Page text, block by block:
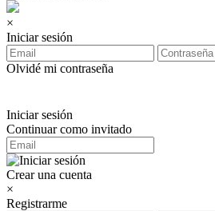
×
Iniciar sesión
Olvidé mi contraseña
Iniciar sesión
Continuar como invitado
Crear una cuenta
×
Registrarme